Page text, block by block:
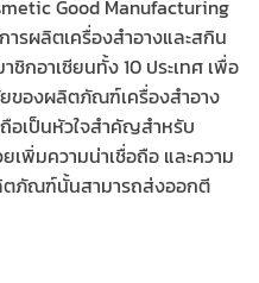
Good Manufacturing
ารผลิตเครื่องสำอางและสกิน
กอาเซียนทั้ง 10 ประเทศ เพื่อ
ของผลิตภัณฑ์เครื่องสำอาง
อเป็นหัวใจสำคัญสำหรับ
พิ่มความน่าเชื่อถือ และความ
ภัณฑ์นั้นสามารถส่งออกตี